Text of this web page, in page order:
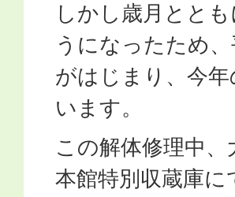
しかし歳月とと
うになったため
がはじまり、今
います。
この解体修理中
本館特別収蔵庫